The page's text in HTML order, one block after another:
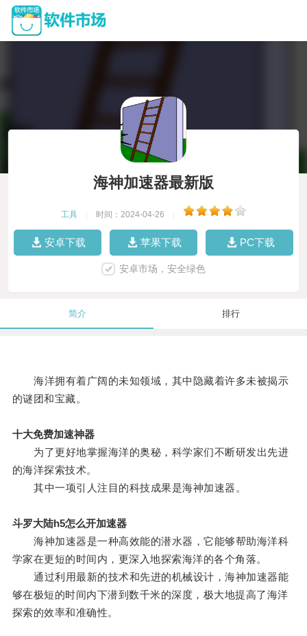
海神加速器最新版
工具 时间：2024-04-26
安卓下载 苹果下载 PC下载
安卓市场，安全绿色
简介 排行
海洋拥有着广阔的未知领域，其中隐藏着许多未被揭示
的谜团和宝藏。
十大免费加速神器
为了更好地掌握海洋的奥秘，科学家们不断研发出先进
的海洋探索技术。
其中一项引人注目的科技成果是海神加速器。
斗罗大陆h5怎么开加速器
海神加速器是一种高效能的潜水器，它能够帮助海洋科
学家在更短的时间内，更深入地探索海洋的各个角落。
通过利用最新的技术和先进的机械设计，海神加速器能
够在极短的时间内下潜到数千米的深度，极大地提高了海洋
探索的效率和准确性。